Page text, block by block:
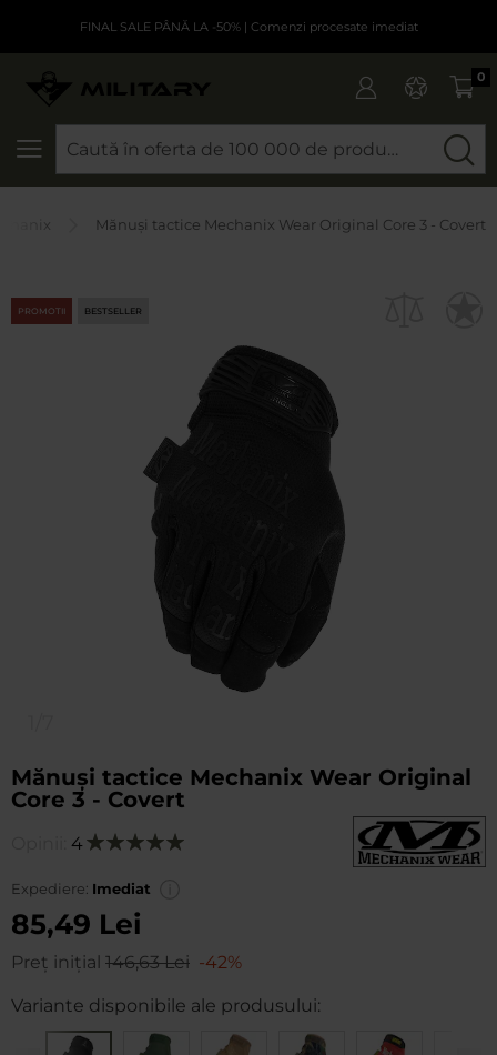
FINAL SALE PÂNĂ LA -50% | Comenzi procesate imediat
0
Mănuși tactice Mechanix Wear Original Core 3 - Covert
PROMOTII BESTSELLER
Mănuși tactice Mechanix Wear Original
Core 3 - Covert
4 Evaluare:
Expediere: Imediat
85,49 Lei
Preț inițial 146,63 Lei -42%
Variante disponibile ale produsului: